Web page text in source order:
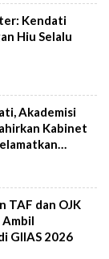
Kendati
Hiu Selalu
Akademisi
Kabinet
TAF dan OJK
GIIAS 2026